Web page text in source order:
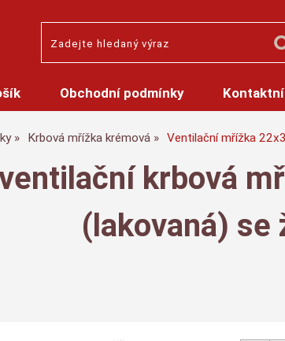
Obchodní podmínky
Krbová mřížka krémová Ventilační mřížka
krbová
(lakovaná) se